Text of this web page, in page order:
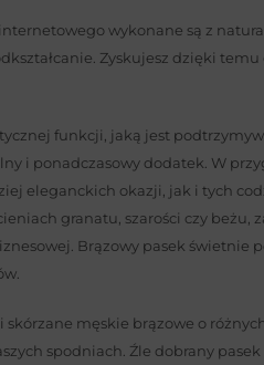
wykonane są z
Zyskujesz dzięki temu
funkcji, jaką jest
i ponadczasowy dodatek. W
eleganckich okazji, jak i tych
granatu, szarości czy beżu,
Brązowy pasek świetnie
męskie brązowe o
spodniach. Źle dobrany